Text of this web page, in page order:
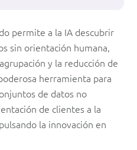
permite a la IA descubrir
sin orientación humana,
y la reducción de
herramienta para
de datos no
de clientes a la
la innovación en